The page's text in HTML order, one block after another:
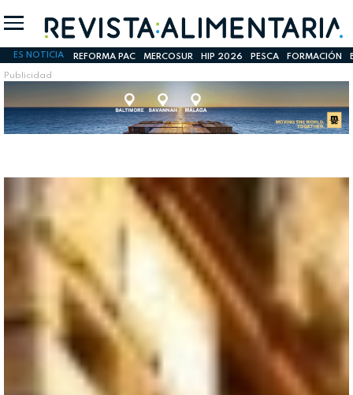
ES NOTICIA REFORMA PAC MERCOSUR HIP 2026 PESCA FORMACIÓN
Publicidad